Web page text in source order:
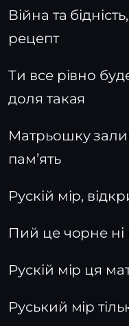
Війна та
рецепт
Ти все рівно
доля такая
Матрьошку
памʼять
Рускій мір,
Пий це чорне
Рускій мір ця
Руський мір